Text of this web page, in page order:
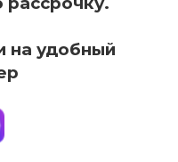
на удобный